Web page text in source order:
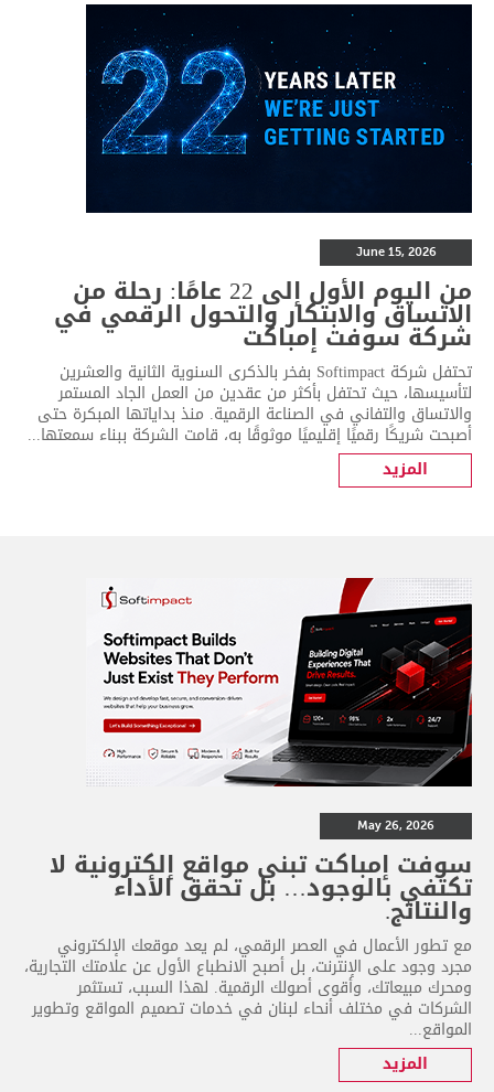
June 15, 2026
من اليوم الأول إلى 22 عامًا: رحلة من
الاتساق والابتكار والتحول الرقمي في
شركة سوفت إمباكت
تحتفل شركة Softimpact بفخر بالذكرى السنوية الثانية والعشرين
لتأسيسها، حيث تحتفل بأكثر من عقدين من العمل الجاد المستمر
والاتساق والتفاني في الصناعة الرقمية. منذ بداياتها المبكرة حتى
أصبحت شريكًا رقميًا إقليميًا موثوقًا به، قامت الشركة ببناء سمعتها...
المزيد
May 26, 2026
سوفت إمباكت تبني مواقع إلكترونية لا
تكتفي بالوجود… بل تحقق الأداء
والنتائج.
مع تطور الأعمال في العصر الرقمي، لم يعد موقعك الإلكتروني
مجرد وجود على الإنترنت، بل أصبح الانطباع الأول عن علامتك التجارية،
ومحرك مبيعاتك، وأقوى أصولك الرقمية. لهذا السبب، تستثمر
الشركات في مختلف أنحاء لبنان في خدمات تصميم المواقع وتطوير
المواقع...
المزيد